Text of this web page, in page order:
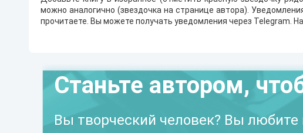
можно аналогично (звездочка на странице автора).
прочитаете. Вы можете получать уведомления через Telegram.
Станьте автором,
Вы творческий человек? Вы